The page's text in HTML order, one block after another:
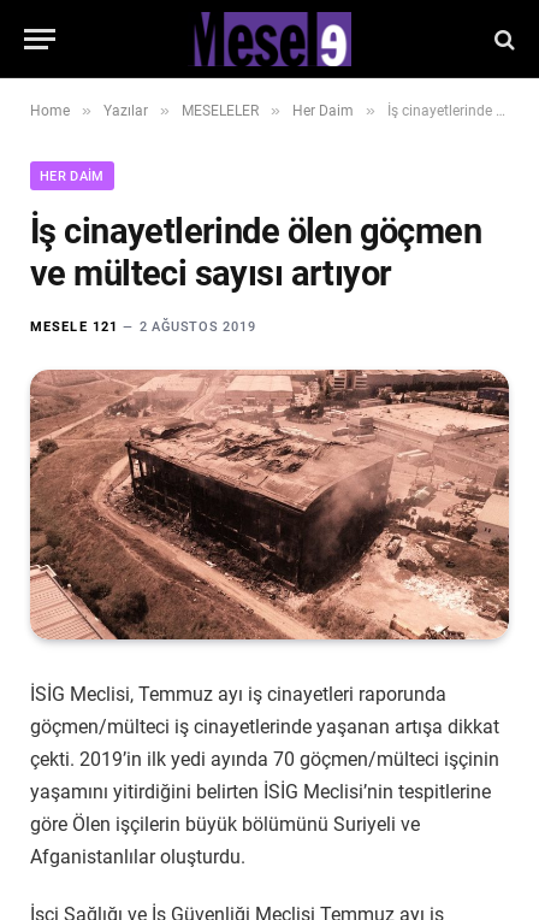
Home » Yazılar » MESELELER » Her Daim » İş cinayetlerinde ölen göçmen ve mülteci sayısı artıyor
HER DAIM
İş cinayetlerinde ölen göçmen
ve mülteci sayısı artıyor
MESELE 121 2 AĞUSTOS 2019
İSİG Meclisi, Temmuz ayı iş cinayetleri raporunda
göçmen/mülteci iş cinayetlerinde yaşanan artışa dikkat
çekti. 2019’in ilk yedi ayında 70 göçmen/mülteci işçinin
yaşamını yitirdiğini belirten İSİG Meclisi’nin tespitlerine
göre Ölen işçilerin büyük bölümünü Suriyeli ve
Afganistanlılar oluşturdu.
İşçi Sağlığı ve İş Güvenliği Meclisi Temmuz ayı iş